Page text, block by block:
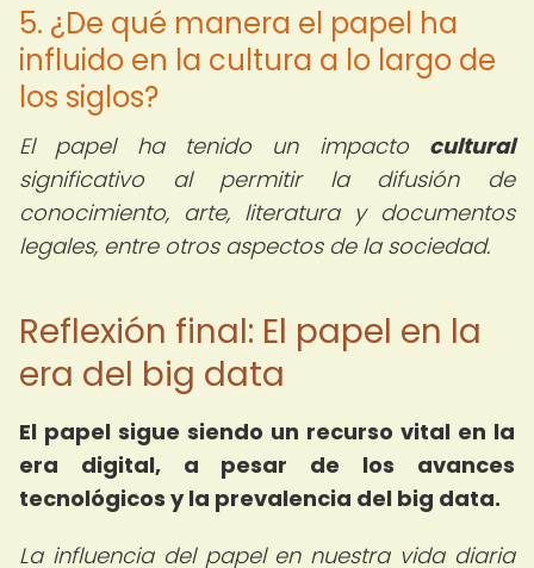
5. ¿De qué manera el papel ha
influido en la cultura a lo largo de
los siglos?
El papel ha tenido un impacto cultural
significativo al permitir la difusión de
conocimiento, arte, literatura y documentos
legales, entre otros aspectos de la sociedad.
Reflexión final: El papel en la
era del big data
El papel sigue siendo un recurso vital en la
era digital, a pesar de los avances
tecnológicos y la prevalencia del big data.
La influencia del papel en nuestra vida diaria